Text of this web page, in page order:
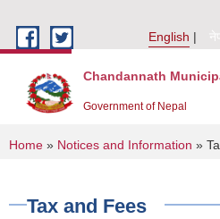
English
Chandannath
Government of Nepal
You are here
Home » Notices and Information »
Tax and Fees